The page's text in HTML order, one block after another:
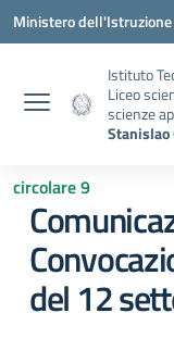
Vai ai contenuti
Vai al menu di
Vai al footer
Ministero
Istituto
Liceo
scienze
Stanislao
circolare 9
del 12